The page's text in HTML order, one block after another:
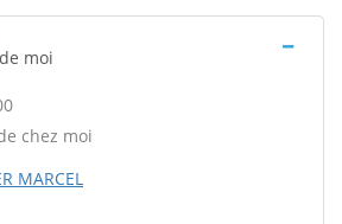
moi
chez moi
MARCEL